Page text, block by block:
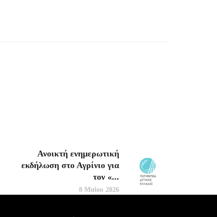
Ανοικτή ενημερωτική
εκδήλωση στο Αγρίνιο για
τον «...
8 Μαΐου 2026